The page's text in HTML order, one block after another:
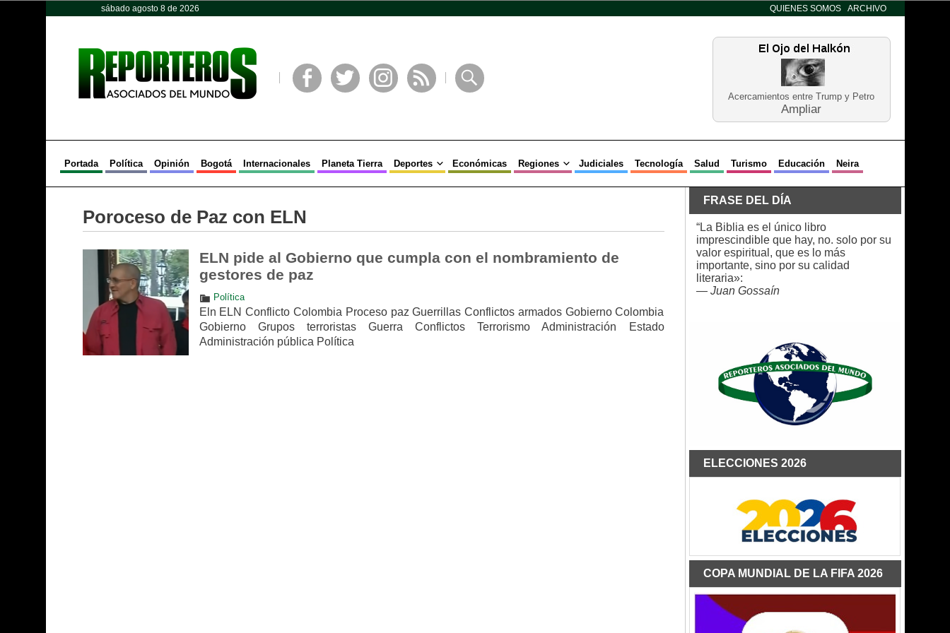
sábado agosto 8 de 2026 QUIENES SOMOS ARCHIVO
Acercamientos entre Trump y Petro
Ampliar
Portada Política Opinión Bogotá Internacionales Planeta Tierra Deportes Económicas Regiones Judiciales Tecnología Salud Turismo Educación Neira
Poroceso de Paz con ELN
ELN pide al Gobierno que cumpla con el nombramiento de
gestores de paz
Política
Eln ELN Conflicto Colombia Proceso paz Guerrillas Conflictos armados Gobierno Colombia
Gobierno Grupos terroristas Guerra Conflictos Terrorismo Administración Estado
Administración pública Política
FRASE DEL DÍA
“La Biblia es el único libro
imprescindible que hay, no. solo por su
valor espiritual, que es lo más
importante, sino por su calidad
literaria»:
— Juan Gossaín
ELECCIONES 2026
COPA MUNDIAL DE LA FIFA 2026
Opinión Política